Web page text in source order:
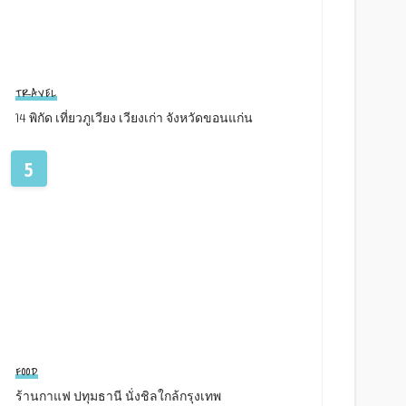
TRAVEL
14 พิกัด เที่ยวภูเวียง เวียงเก่า จังหวัดขอนแก่น
5
FOOD
ร้านกาแฟ ปทุมธานี นั่งชิลใกล้กรุงเทพ